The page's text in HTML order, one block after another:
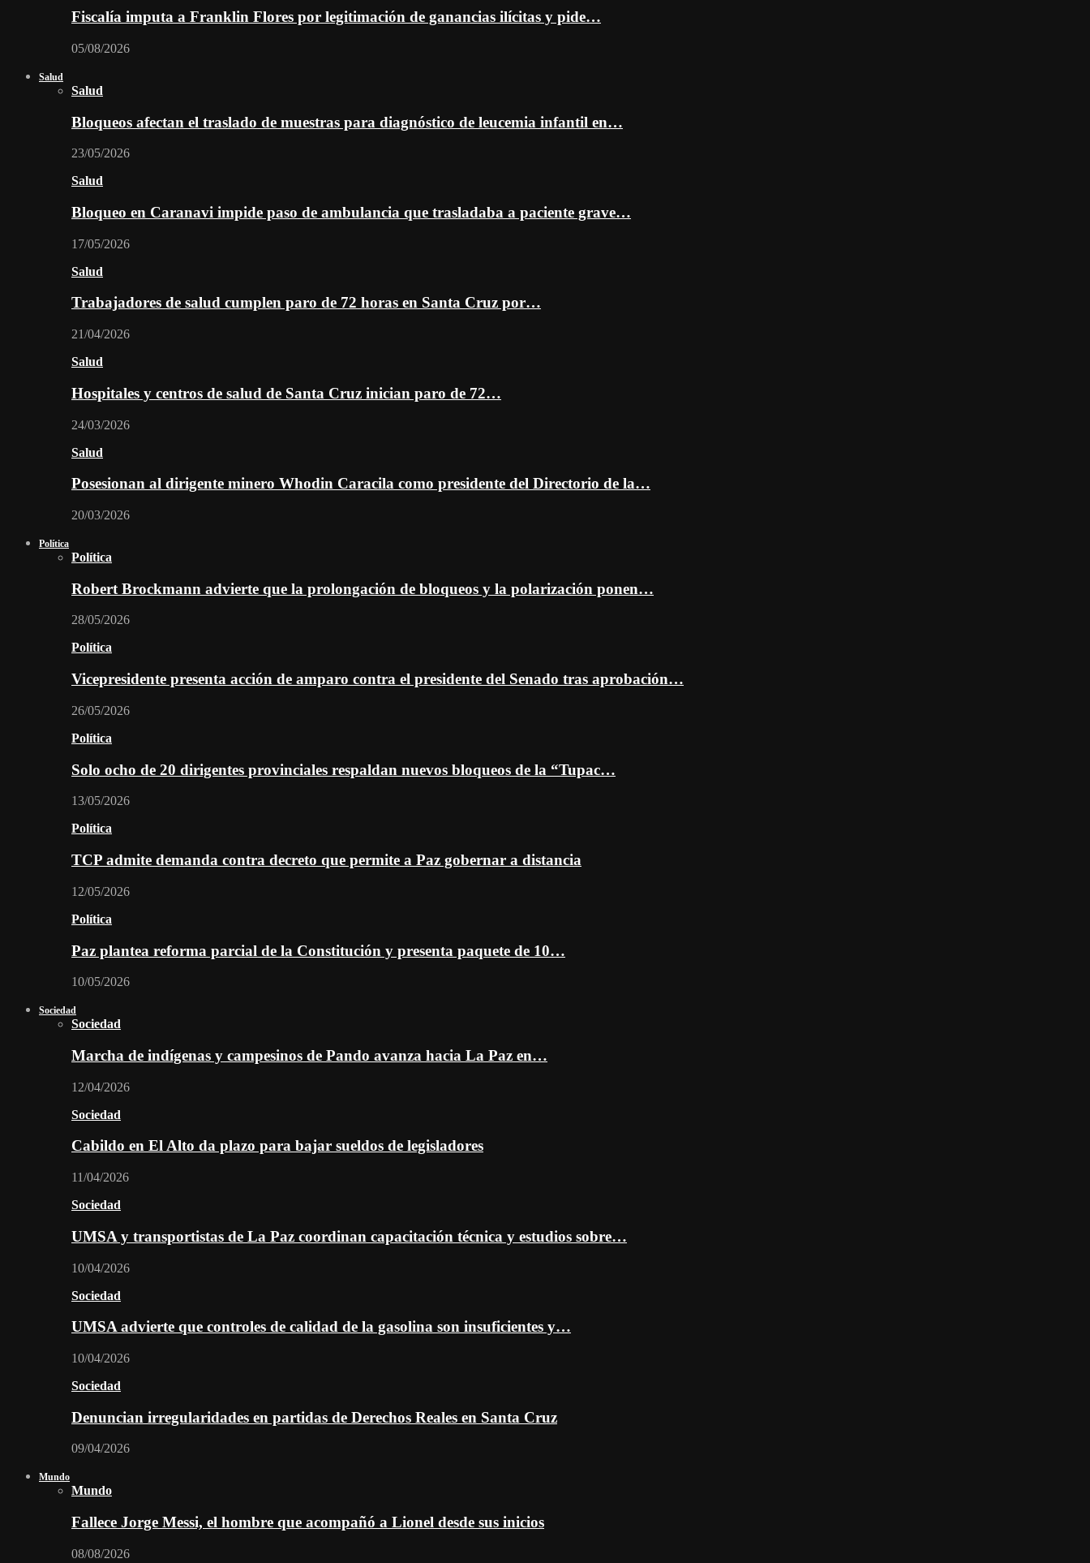
Fiscalía imputa a Franklin Flores por legitimación de ganancias ilícitas y pide…
05/08/2026
Salud
Salud
Bloqueos afectan el traslado de muestras para diagnóstico de leucemia infantil en…
23/05/2026
Salud
Bloqueo en Caranavi impide paso de ambulancia que trasladaba a paciente grave…
17/05/2026
Salud
Trabajadores de salud cumplen paro de 72 horas en Santa Cruz por…
21/04/2026
Salud
Hospitales y centros de salud de Santa Cruz inician paro de 72…
24/03/2026
Salud
Posesionan al dirigente minero Whodin Caracila como presidente del Directorio de la…
20/03/2026
Política
Política
Robert Brockmann advierte que la prolongación de bloqueos y la polarización ponen…
28/05/2026
Política
Vicepresidente presenta acción de amparo contra el presidente del Senado tras aprobación…
26/05/2026
Política
Solo ocho de 20 dirigentes provinciales respaldan nuevos bloqueos de la “Tupac…
13/05/2026
Política
TCP admite demanda contra decreto que permite a Paz gobernar a distancia
12/05/2026
Política
Paz plantea reforma parcial de la Constitución y presenta paquete de 10…
10/05/2026
Sociedad
Sociedad
Marcha de indígenas y campesinos de Pando avanza hacia La Paz en…
12/04/2026
Sociedad
Cabildo en El Alto da plazo para bajar sueldos de legisladores
11/04/2026
Sociedad
UMSA y transportistas de La Paz coordinan capacitación técnica y estudios sobre…
10/04/2026
Sociedad
UMSA advierte que controles de calidad de la gasolina son insuficientes y…
10/04/2026
Sociedad
Denuncian irregularidades en partidas de Derechos Reales en Santa Cruz
09/04/2026
Mundo
Mundo
Fallece Jorge Messi, el hombre que acompañó a Lionel desde sus inicios
08/08/2026